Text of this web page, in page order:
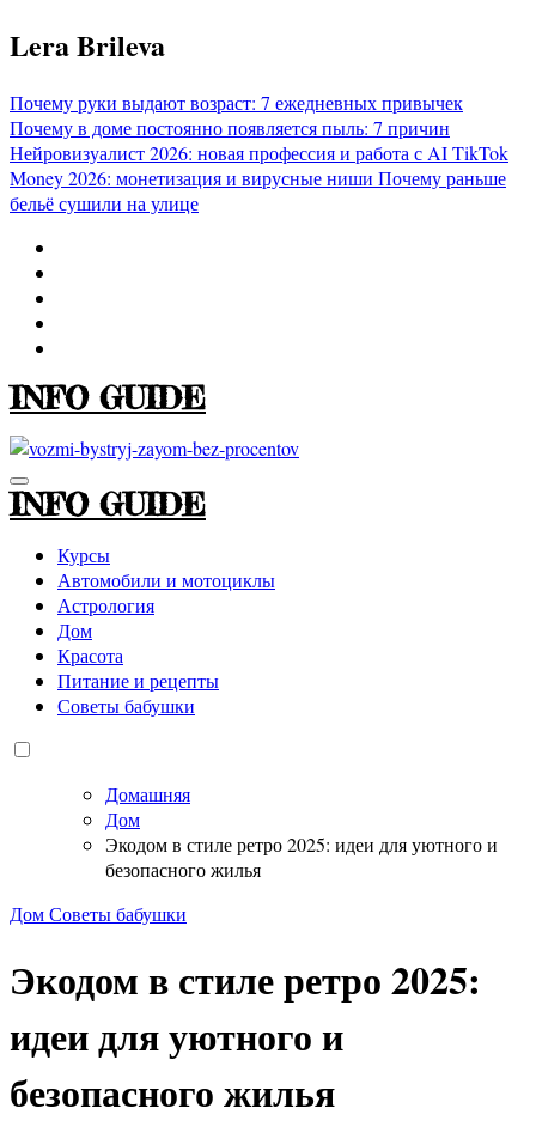
Перейти
к
Lera Brileva
Почему руки выдают возраст: 7 ежедневных привычек
Почему в доме постоянно появляется пыль: 7 причин
Нейровизуалист 2026: новая профессия и работа с AITikTok
Money 2026: монетизация и вирусные ниши Почему раньше
бельё сушили на улице
INFO GUIDE
INFO GUIDE
Курсы
Автомобили и мотоциклы
Астрология
Дом
Красота
Питание и рецепты
Советы бабушки
Домашняя
Дом
Экодом в стиле ретро 2025: идеи для уютного и
безопасного жилья
ДомСоветы бабушки
Экодом в стиле ретро 2025:
идеи для уютного и
безопасного жилья